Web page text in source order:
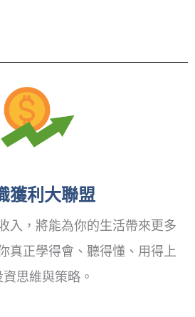
獲利大聯盟
入，將能為你的生活帶來更多
真正學得會、聽得懂、用得上
資思維與策略。